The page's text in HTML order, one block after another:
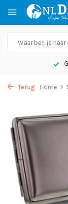
Terug Home